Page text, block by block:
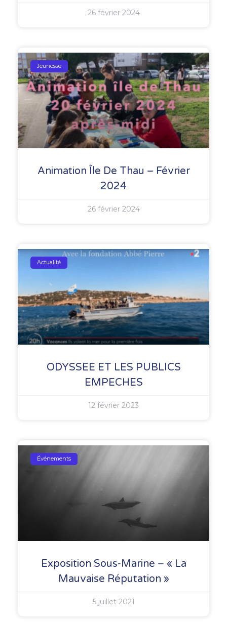
26 février 2024
Jeunesse
Animation Île De Thau – Février
2024
26 février 2024
Actualité
ODYSSEE ET LES PUBLICS
EMPECHES
12 février 2023
Événements
Exposition Sous-Marine – « La
Mauvaise Réputation »
5 juillet 2021